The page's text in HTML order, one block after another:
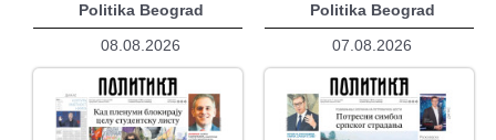
Politika Beograd
08.08.2026
Politika Beograd
07.08.2026